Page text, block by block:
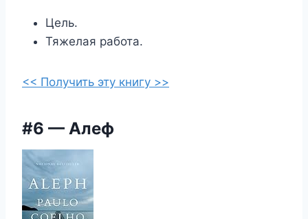
Цель.
Тяжелая работа.
<< Получить эту книгу >>
#6 — Алеф